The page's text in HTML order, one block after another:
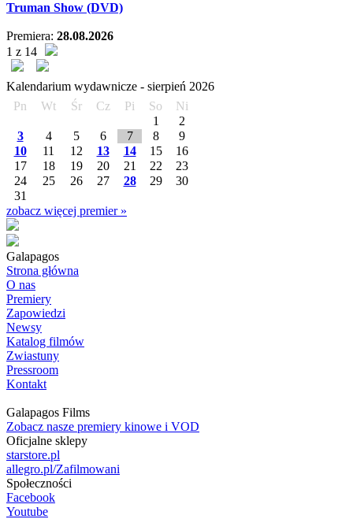
Truman Show (DVD)
Premiera: 28.08.2026
1 z 14
Kalendarium wydawnicze - sierpień 2026
Pn
Wt Śr Cz Pi So
Ni
1
2
3
4 5 6 7 8
9
10
11 12 13 14 15
16
17
18 19 20 21 22
23
24
25 26 27 28 29
30
31
zobacz więcej premier »
Galapagos
Strona główna
O nas
Premiery
Zapowiedzi
Newsy
Katalog filmów
Zwiastuny
Pressroom
Kontakt
Galapagos Films
Zobacz nasze premiery kinowe i VOD
Oficjalne sklepy
starstore.pl
allegro.pl/Zafilmowani
Społeczności
Facebook
Youtube